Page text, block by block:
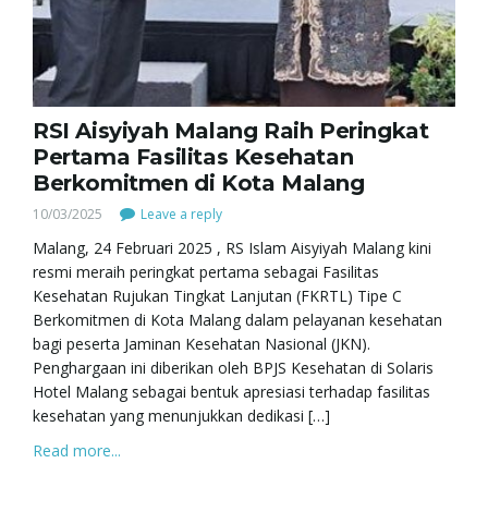
RSI Aisyiyah Malang Raih Peringkat
Pertama Fasilitas Kesehatan
Berkomitmen di Kota Malang
10/03/2025 Leave a reply
Malang, 24 Februari 2025 , RS Islam Aisyiyah Malang kini
resmi meraih peringkat pertama sebagai Fasilitas
Kesehatan Rujukan Tingkat Lanjutan (FKRTL) Tipe C
Berkomitmen di Kota Malang dalam pelayanan kesehatan
bagi peserta Jaminan Kesehatan Nasional (JKN).
Penghargaan ini diberikan oleh BPJS Kesehatan di Solaris
Hotel Malang sebagai bentuk apresiasi terhadap fasilitas
kesehatan yang menunjukkan dedikasi […]
Read more...